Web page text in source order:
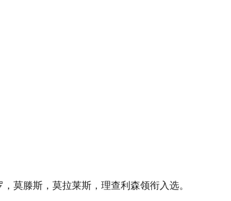
莫滕斯，莫拉莱斯，理查利森领衔入选。